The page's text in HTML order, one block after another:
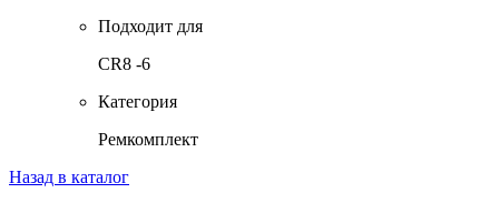
Подходит для
CR8 -6
Категория
Ремкомплект
Назад в каталог